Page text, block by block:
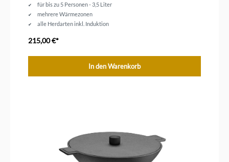
für bis zu 5 Personen - 3,5 Liter
mehrere Wärmezonen
alle Herdarten inkl. Induktion
215,00 €*
In den Warenkorb